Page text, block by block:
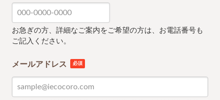
お急ぎの方、詳細なご案内をご希望の方は、お電話番号も
ご記入ください。
メールアドレス 必須